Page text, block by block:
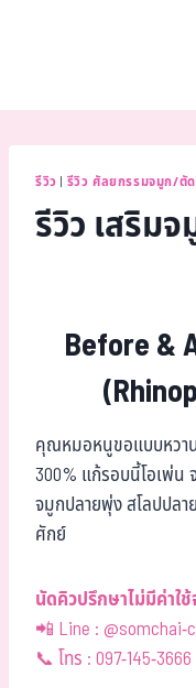
รีวิว | รีวิว ศัลยกรรมจมูก/ตั
รีวิว เสริม
Before &
คุณหมอหนูขอแบบหวา
300% แก้รอบนี้โอเพ่น
จมูกปลายพุ่ง สโลปปล
ศักย์
นัดคิวปรึกษาไม่มีค่าใช้
📲 Line : @somchai-
📞 โทร : 097-145-3666